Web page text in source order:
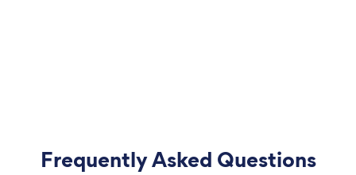
Frequently Asked Questions